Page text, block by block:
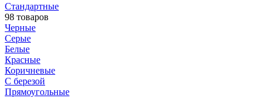
Стандартные
98 товаров
Черные
Серые
Белые
Красные
Коричневые
С березой
Прямоугольные